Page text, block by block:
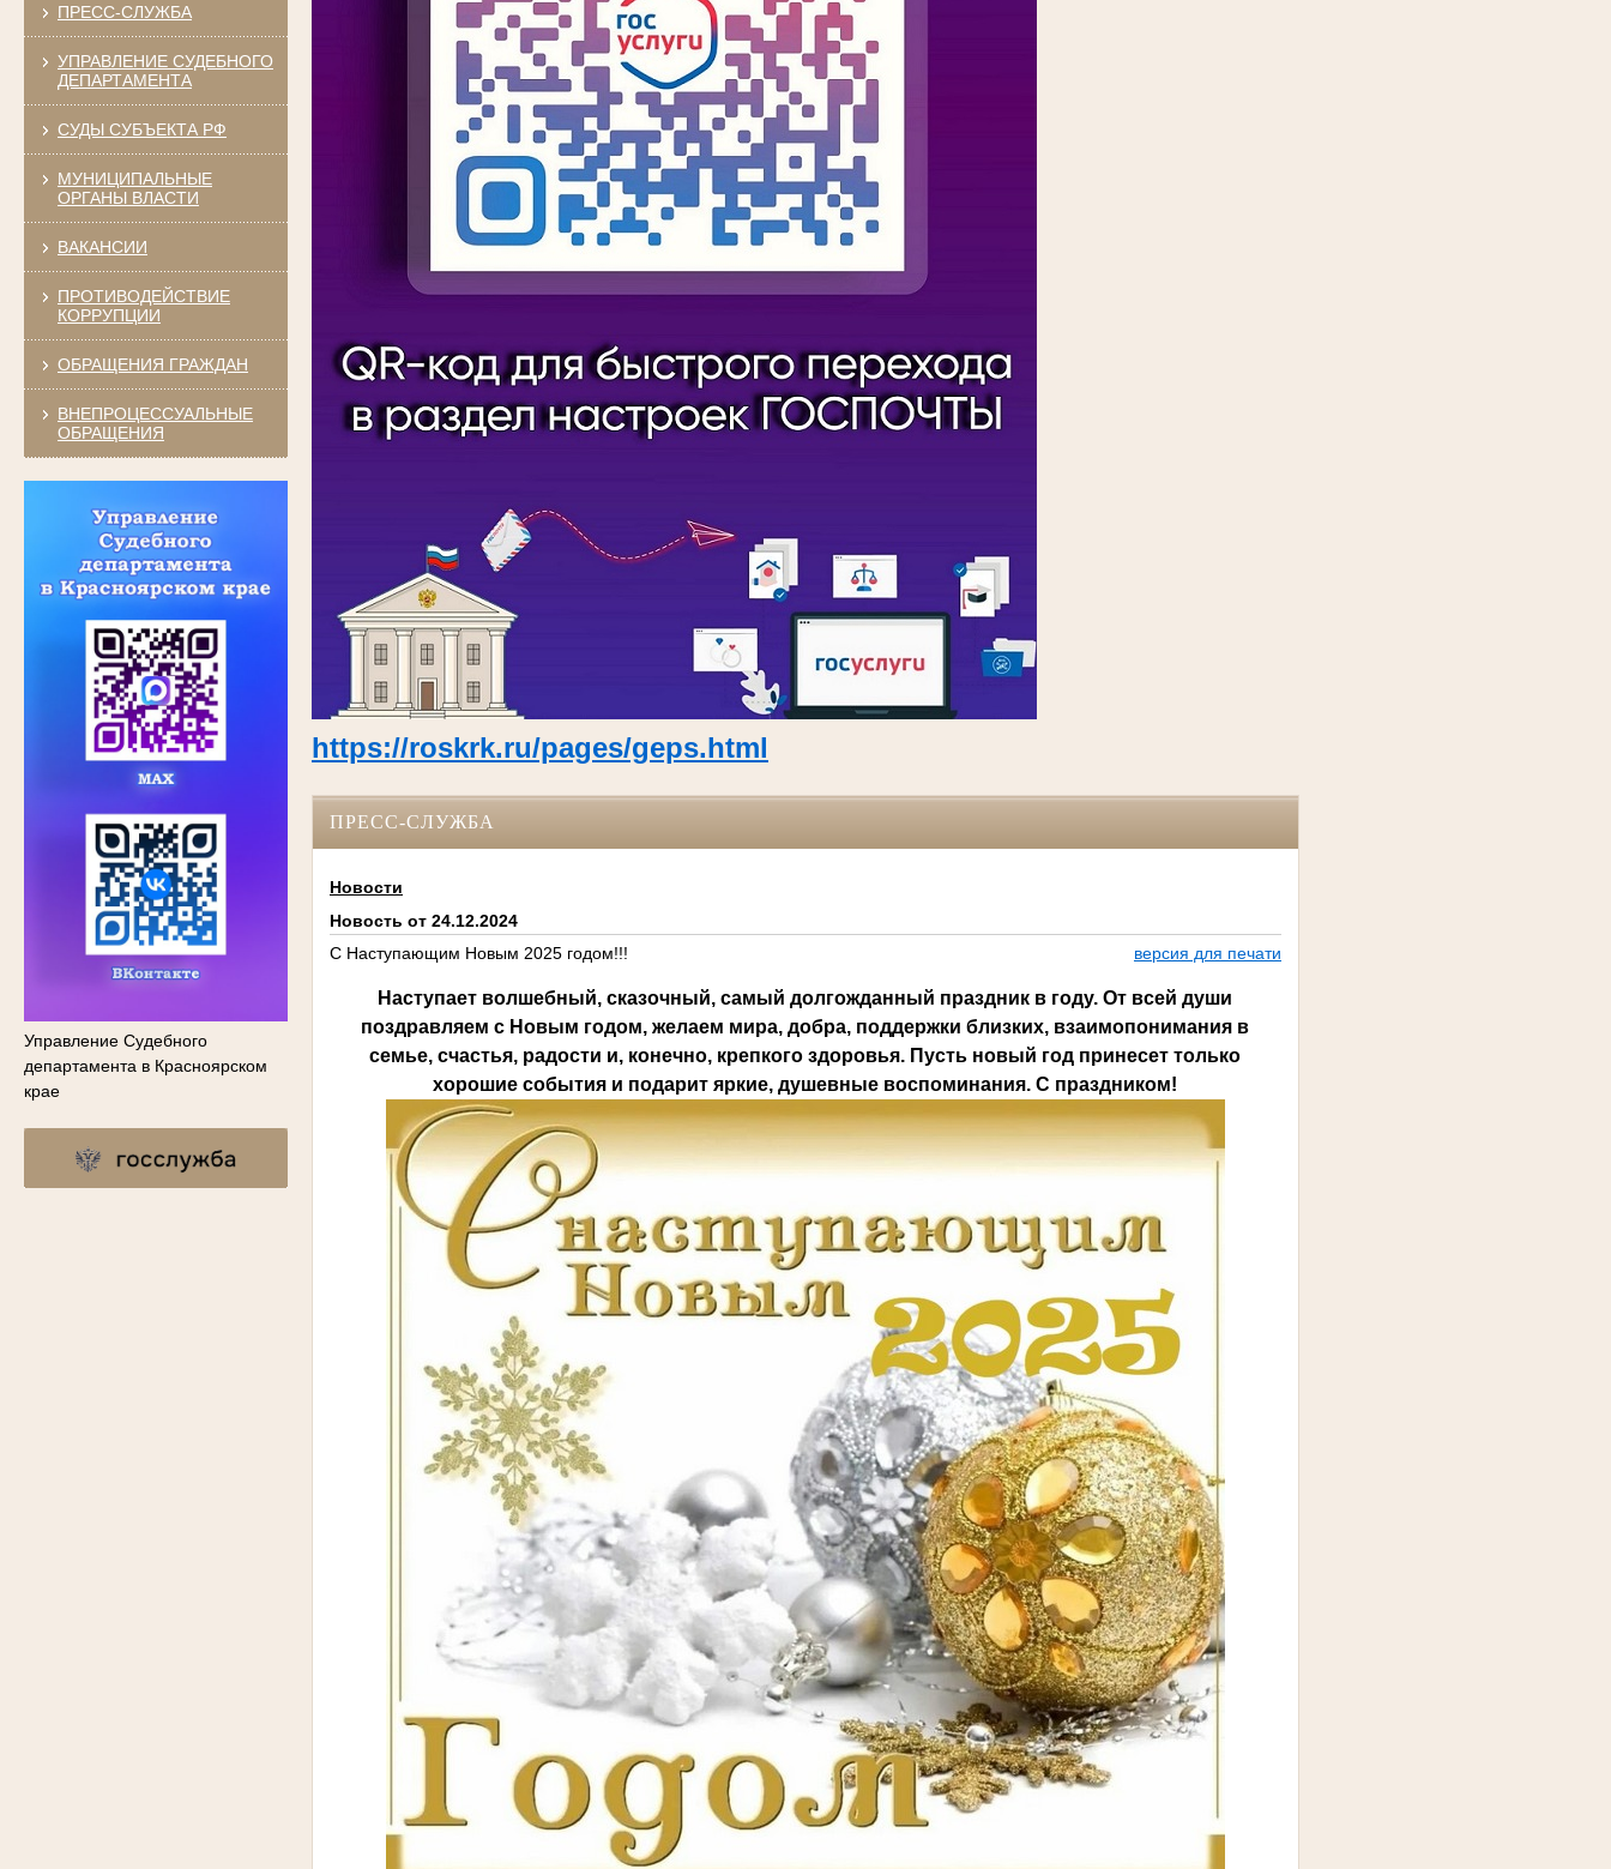
ПРЕСС-СЛУЖБА
УПРАВЛЕНИЕ СУДЕБНОГО
ДЕПАРТАМЕНТА
СУДЫ СУБЪЕКТА РФ
МУНИЦИПАЛЬНЫЕ
ОРГАНЫ ВЛАСТИ
ВАКАНСИИ
ПРОТИВОДЕЙСТВИЕ
КОРРУПЦИИ
ОБРАЩЕНИЯ ГРАЖДАН
ВНЕПРОЦЕССУАЛЬНЫЕ
ОБРАЩЕНИЯ
Управление Судебного
департамента в Красноярском
крае
https://roskrk.ru/pages/geps.html
ПРЕСС-СЛУЖБА
Новости
Новость от 24.12.2024
С Наступающим Новым 2025 годом!!!
версия для печати
Наступает волшебный, сказочный, самый долгожданный праздник в году. От всей души
поздравляем с Новым годом, желаем мира, добра, поддержки близких, взаимопонимания в
семье, счастья, радости и, конечно, крепкого здоровья. Пусть новый год принесет только
хорошие события и подарит яркие, душевные воспоминания. С праздником!